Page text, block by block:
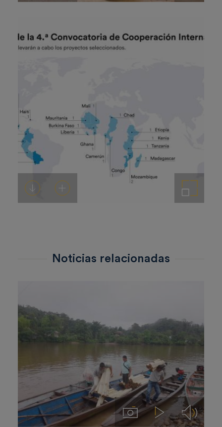
DescargarAñadir al carrito Ampliar imagen
Noticias relacionadas
ImágenesVideos Audios